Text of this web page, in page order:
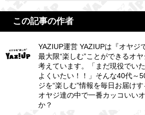
この記事の作者
YAZIUP運営 YAZIUPは『オヤジ
最大限“楽しむ”ことができるオ
考えています。「まだ現役でい
よくいたい！！」そんな40代～
ジを“楽しむ”情報を毎日お届け
オヤジ達の中で一番カッコいい
か？